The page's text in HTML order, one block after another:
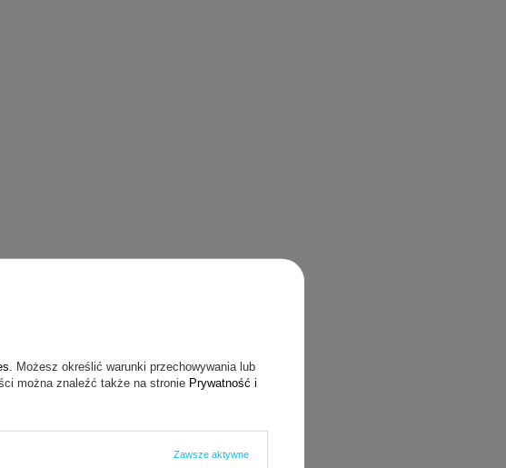
. Możesz określić warunki przechowywania lub
można znaleźć także na stronie Prywatność i
Zawsze aktywne